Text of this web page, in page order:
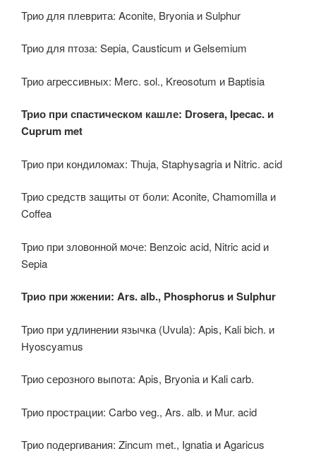
Трио для плеврита: Aconite, Bryonia и Sulphur
Трио для птоза: Sepia, Causticum и Gelsemium
Трио агрессивных: Merc. sol., Kreosotum и Baptisia
Трио при спастическом кашле: Drosera, Ipecac. и
Cuprum met
Трио при кондиломах: Thuja, Staphysagria и Nitric. acid
Трио средств защиты от боли: Aconite, Chamomilla и
Coffea
Трио при зловонной моче: Benzoic acid, Nitric acid и
Sepia
Трио при жжении: Ars. alb., Phosphorus и Sulphur
Трио при удлинении язычка (Uvula): Apis, Kali bich. и
Hyoscyamus
Трио серозного выпота: Apis, Bryonia и Kali carb.
Трио прострации: Carbo veg., Ars. alb. и Mur. acid
Трио подергивания: Zincum met., Ignatia и Agaricus